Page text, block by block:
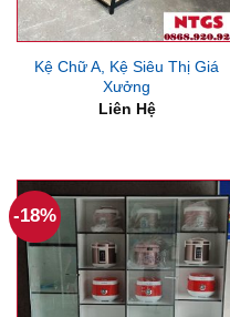
Kệ Chữ A, Kệ Siêu Thị Giá
Xưởng
Liên Hệ
-18%